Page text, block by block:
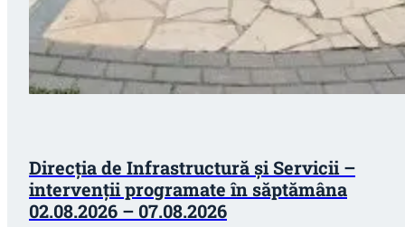
Direcţia de Infrastructură și Servicii –
intervenții programate în săptămâna
02.08.2026 – 07.08.2026